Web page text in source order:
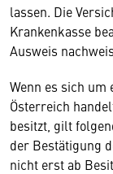
lassen. Die
Krankenkasse
Ausweis
Wenn es sich
Österreich
besitzt, gilt
der Bestätigung
nicht erst ab